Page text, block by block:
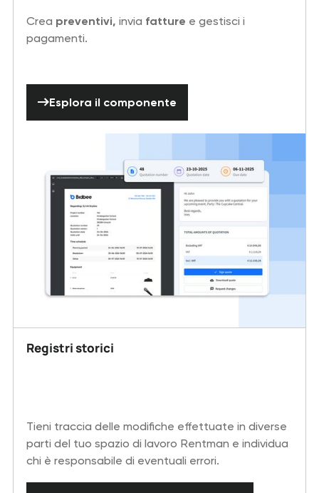
Crea preventivi, invia fatture e gestisci i
pagamenti.
Esplora il componente
Registri storici
Tieni traccia delle modifiche effettuate in diverse
parti del tuo spazio di lavoro Rentman e individua
chi è responsabile di eventuali errori.